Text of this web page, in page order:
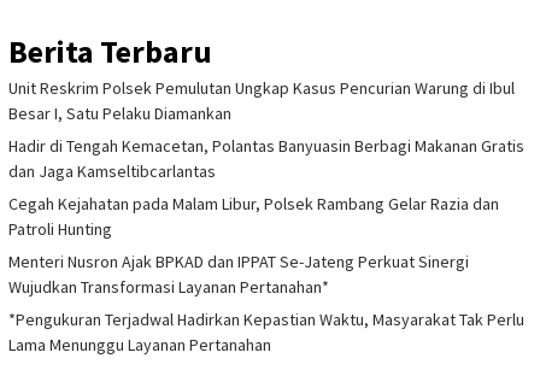
Berita Terbaru
Unit Reskrim Polsek Pemulutan Ungkap Kasus Pencurian Warung di Ibul
Besar I, Satu Pelaku Diamankan
Hadir di Tengah Kemacetan, Polantas Banyuasin Berbagi Makanan Gratis
dan Jaga Kamseltibcarlantas
Cegah Kejahatan pada Malam Libur, Polsek Rambang Gelar Razia dan
Patroli Hunting
Menteri Nusron Ajak BPKAD dan IPPAT Se-Jateng Perkuat Sinergi
Wujudkan Transformasi Layanan Pertanahan*
*Pengukuran Terjadwal Hadirkan Kepastian Waktu, Masyarakat Tak Perlu
Lama Menunggu Layanan Pertanahan